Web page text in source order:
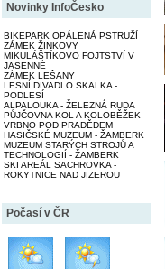
Novinky InfoČesko
BIKEPARK OPÁLENÁ PSTRUŽÍ
ZÁMEK ŽINKOVY
MIKULÁŠTÍKOVO FOJTSTVÍ V
JASENNÉ
ZÁMEK LEŠANY
LESNÍ DIVADLO SKALKA -
PODLESÍ
ALPALOUKA - ŽELEZNÁ RUDA
PŮJČOVNA KOL A KOLOBĚŽEK -
VRBNO POD PRADĚDEM
HASIČSKÉ MUZEUM - ŽAMBERK
MUZEUM STARÝCH STROJŮ A
TECHNOLOGIÍ - ŽAMBERK
SKI AREÁL SACHROVKA -
ROKYTNICE NAD JIZEROU
Počasí v ČR